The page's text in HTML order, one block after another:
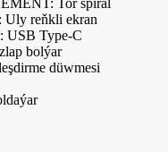
reňkli ekran
Type-C
bolýar
düwmesi